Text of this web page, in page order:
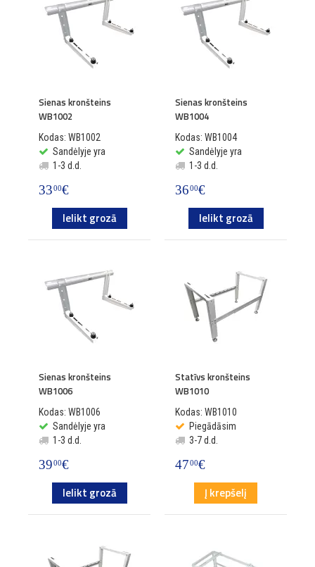
Sienas kronšteins
WB1002
Kodas: WB1002
Sandėlyje yra
1-3 d.d.
3300€
Ielikt grozā
Sienas kronšteins
WB1004
Kodas: WB1004
Sandėlyje yra
1-3 d.d.
3600€
Ielikt grozā
Sienas kronšteins
WB1006
Kodas: WB1006
Sandėlyje yra
1-3 d.d.
3900€
Ielikt grozā
Statīvs kronšteins
WB1010
Kodas: WB1010
Piegādāsim
3-7 d.d.
4700€
Į krepšelį